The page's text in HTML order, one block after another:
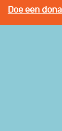
Doe een